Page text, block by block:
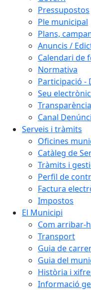
Pressupostos
Ple municipal
Plans,
Anuncis /
Calendari de
Normativa
Participació -
Seu
Transparència
Canal
Serveis i tràmits
Oficines
Catàleg de
Tràmits i
Perfil de
Factura
Impostos
El Municipi
Com arribar-
Transport
Guia de
Guia del
Història i
Informació